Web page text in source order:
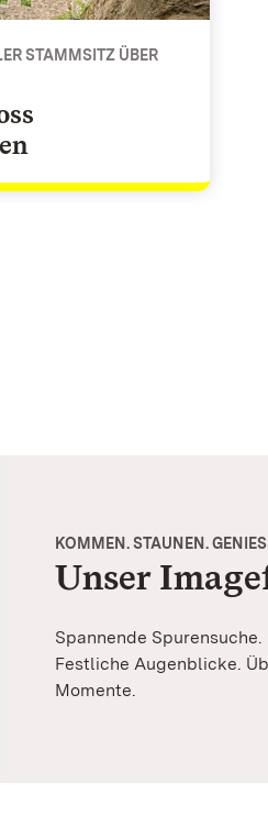
STAMMSITZ ÜBER
Unser
KOMMEN. STAUNEN.
Spannende
Festliche Augenblicke.
Momente.